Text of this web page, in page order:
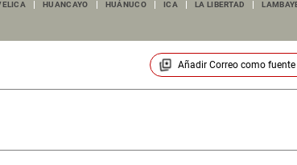
HUANCAYO HUÁNUCO ICA LA LIBERTAD
Añadir Correocomo fuente